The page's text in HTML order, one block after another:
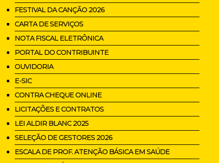
FESTIVAL DA CANÇÃO 2026
CARTA DE SERVIÇOS
NOTA FISCAL ELETRÔNICA
PORTAL DO CONTRIBUINTE
OUVIDORIA
E-SIC
CONTRA CHEQUE ONLINE
LICITAÇÕES E CONTRATOS
LEI ALDIR BLANC 2025
SELEÇÃO DE GESTORES 2026
ESCALA DE PROF. ATENÇÃO BÁSICA EM SAÚDE